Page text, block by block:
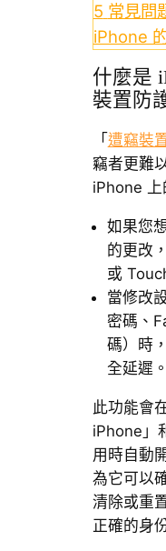
5 常見問
iPhone
什麼是
裝置防
「遭竊裝
竊者更難
iPhone 上
如果您
的更改
或
當修改
密碼、
碼）時
全延遲。
此功能會
iPhone」
用時自動
為它可以
清除或重
正確的身